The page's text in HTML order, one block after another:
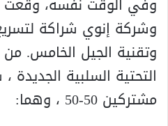
وشركة إنوي شراكة
وتقنية الجيل الخامس.
التحتية السلبية
مشتركين 50-50 ، وهما: